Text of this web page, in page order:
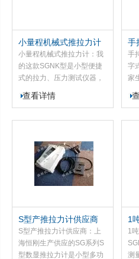
小量程机械式推拉力计
小量程机械式推拉力计：我
的这款SGNK型是小型便捷
式的拉力、压力测试仪器，
该机械式推拉力计不具有高
精度、易操作、可同时显示
重值...
查看详情
手
数
手
字
家
S型产推拉力计供应商
S型产推拉力计供应商：上
海恒刚生产供应的SG系列S
型数显推拉力计是小型多功
1
1
测